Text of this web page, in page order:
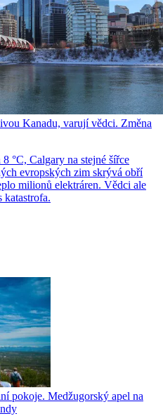
Kanadu, varují vědci. Změna
°C, Calgary na stejné šířce
evropských zim skrývá obří
milionů elektráren. Vědci ale
katastrofa.
pokoje. Medžugorský apel na